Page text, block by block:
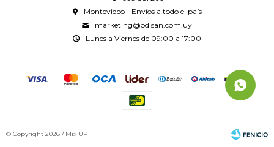
Montevideo - Envíos a todo el país
marketing@odisan.com.uy
Lunes a Viernes de 09:00 a 17:00
© Copyright 2026 / Mix UP